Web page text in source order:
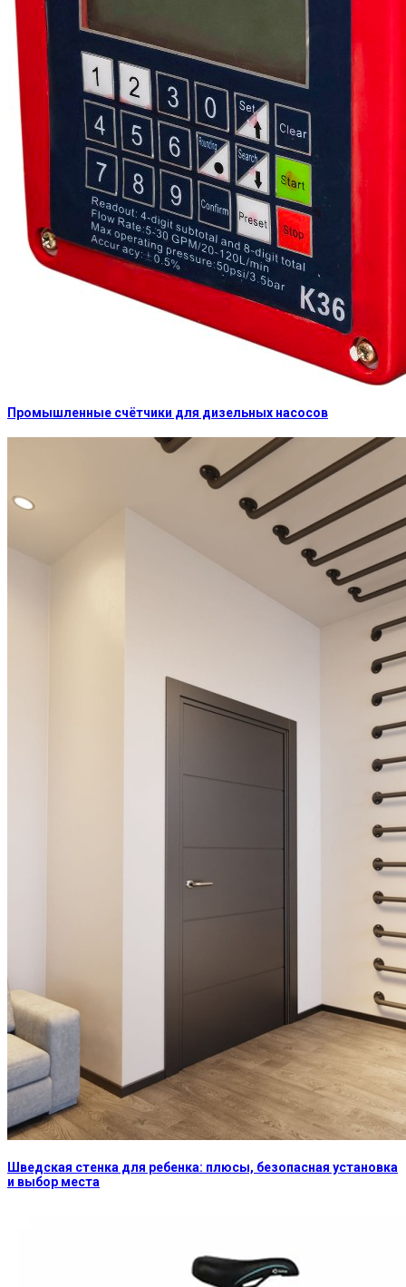
Промышленные счётчики для дизельных насосов
Шведская стенка для ребенка: плюсы, безопасная установка
и выбор места